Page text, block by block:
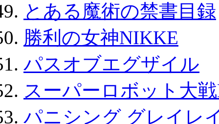
とある魔術の禁書目録
勝利の女神NIKKE
パスオブエグザイル
スーパーロボット大
パニシング グレイレ